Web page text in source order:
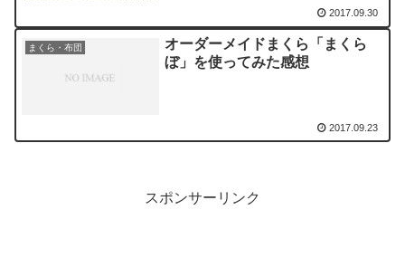
2017.09.30
まくら・布団
オーダーメイドまくら「まくら
ぼ」を使ってみた感想
2017.09.23
スポンサーリンク